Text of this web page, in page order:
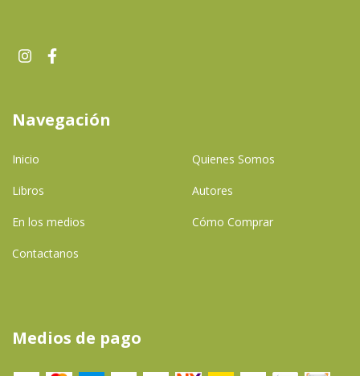
Navegación
Inicio Quienes Somos
Libros Autores
En los medios Cómo Comprar
Contactanos
Medios de pago